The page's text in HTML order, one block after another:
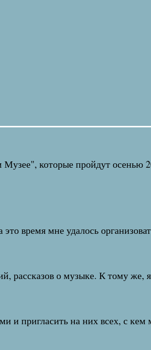
которые пройдут осенью
время мне удалось
рассказов о музыке. К тому же,
и пригласить на них всех, с кем